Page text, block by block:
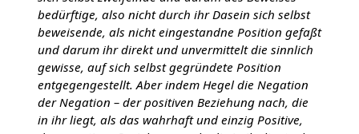
bedürftige, also nicht durch ihr Dasein sich selbst
beweisende, als nicht eingestandne Position gefaßt
und darum ihr direkt und unvermittelt die sinnlich
gewisse, auf sich selbst gegründete Position
entgegengestellt. Aber indem Hegel die Negation
der Negation – der positiven Beziehung nach, die
in ihr liegt, als das wahrhaft und einzig Positive,